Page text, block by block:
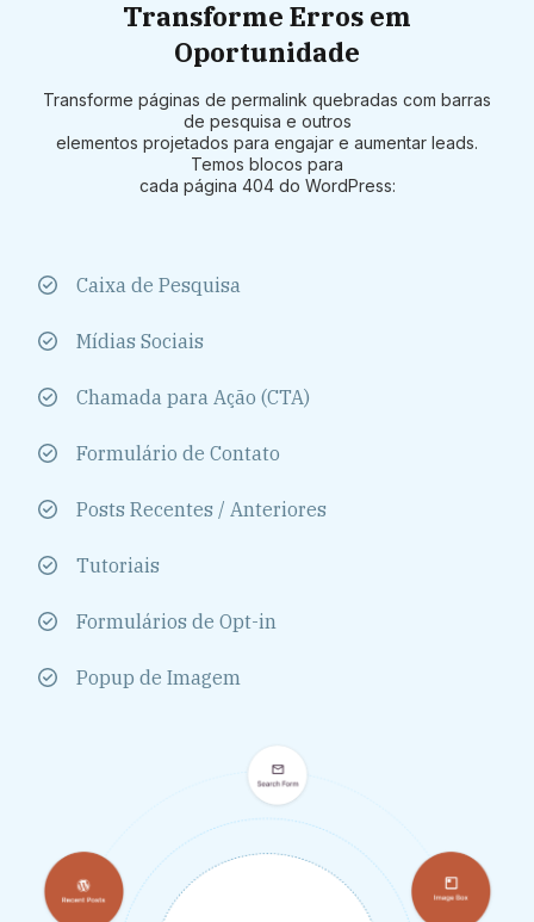
Transforme Erros em
Oportunidade
Transforme páginas de permalink quebradas com barras
de pesquisa e outros
elementos projetados para engajar e aumentar leads.
Temos blocos para
cada página 404 do WordPress:
Caixa de Pesquisa
Mídias Sociais
Chamada para Ação (CTA)
Formulário de Contato
Posts Recentes / Anteriores
Tutoriais
Formulários de Opt-in
Popup de Imagem